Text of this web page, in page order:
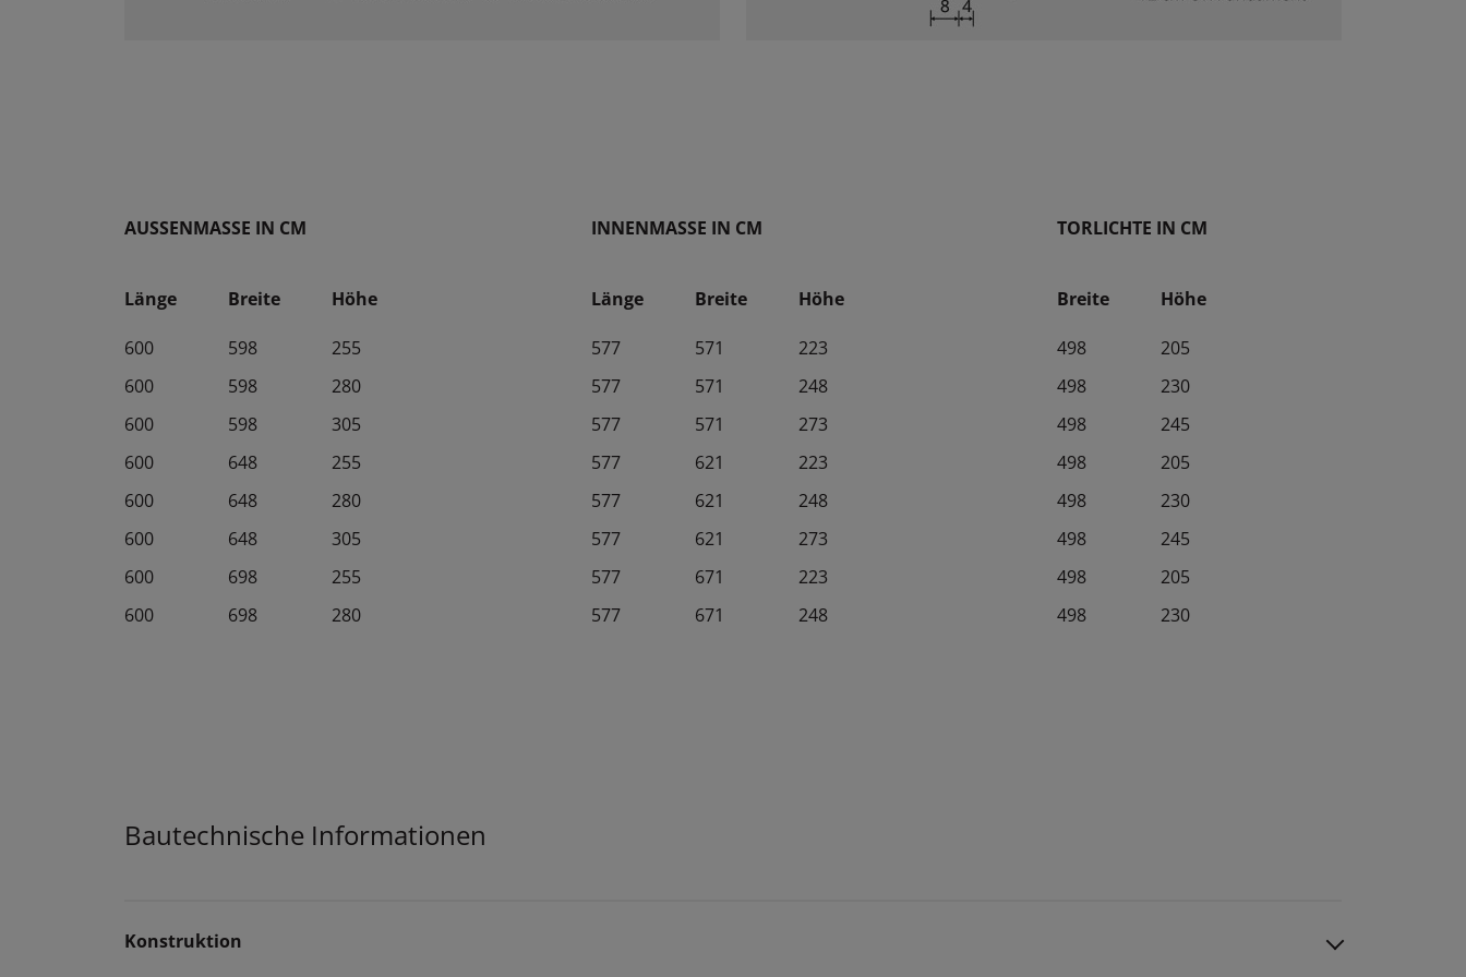
AUSSENMASSE IN CM
Länge
600
600
600
600
600
600
600
600
Breite
598
598
598
648
648
648
698
698
Höhe
255
280
305
255
280
305
255
280
INNENMASSE IN CM
Länge
577
577
577
577
577
577
577
577
Breite
571
571
571
621
621
621
671
671
Höhe
223
248
273
223
248
273
223
248
TORLICHTE IN CM
Breite
498
498
498
498
498
498
498
498
Höhe
205
230
245
205
230
245
205
230
Bautechnische Informationen
Konstruktion
statistische Daten dazu, wie der Besucher die Website